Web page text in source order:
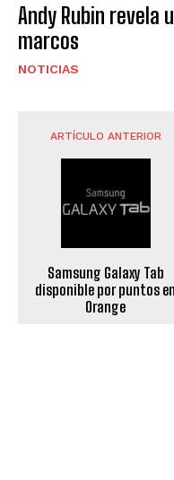
Andy Rubin revela
marcos
NOTICIAS
ARTÍCULO ANTERIOR
Samsung Galaxy Tab
disponible por puntos en
Orange